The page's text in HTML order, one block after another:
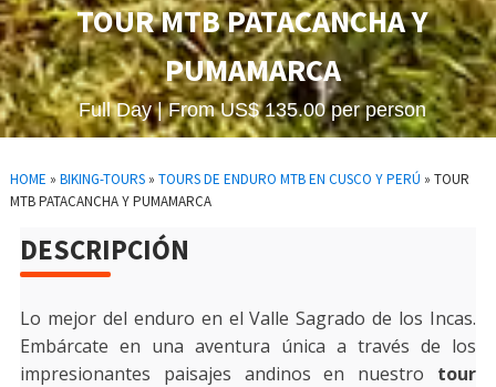
TOUR MTB PATACANCHA Y
PUMAMARCA
Full Day | From US$ 135.00 per person
HOME » BIKING-TOURS» TOURS DE ENDURO MTB EN CUSCO Y PERÚ » TOUR
MTB PATACANCHA Y PUMAMARCA
DESCRIPCIÓN
Lo mejor del enduro en el Valle Sagrado de los Incas.
Embárcate en una aventura única a través de los
impresionantes paisajes andinos en nuestro tour